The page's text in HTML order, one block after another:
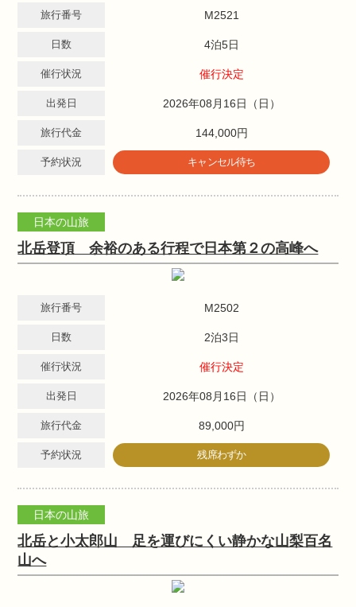
旅行番号 M2521
日数 4泊5日
催行状況 催行決定
出発日 2026年08月16日（日）
旅行代金 144,000円
予約状況 キャンセル待ち
日本の山旅
北岳登頂 余裕のある行程で日本第２の高峰へ
旅行番号 M2502
日数 2泊3日
催行状況 催行決定
出発日 2026年08月16日（日）
旅行代金 89,000円
予約状況 残席わずか
日本の山旅
北岳と小太郎山 足を運びにくい静かな山梨百名
山へ